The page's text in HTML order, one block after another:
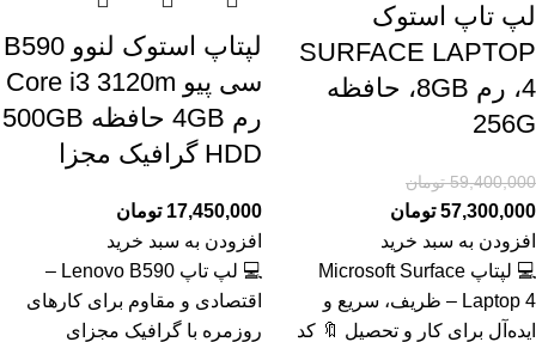
لپ تاپ استوک
SURFACE LAPTOP
4، رم 8GB، حافظه
256G
59,400,000 تومان
57,300,000 تومان
افزودن به سبد خرید
💻 لپتاپ Microsoft Surface
Laptop 4 – ظریف، سریع و
ایده‌آل برای کار و تحصیل 🔖 کد
لپتاپ استوک لنوو B590
سی پیو Core i3 3120m
رم 4GB حافظه 500GB
HDD گرافیک مجزا
17,450,000 تومان
افزودن به سبد خرید
💻 لپ تاپ Lenovo B590 –
اقتصادی و مقاوم برای کارهای
روزمره با گرافیک مجزای